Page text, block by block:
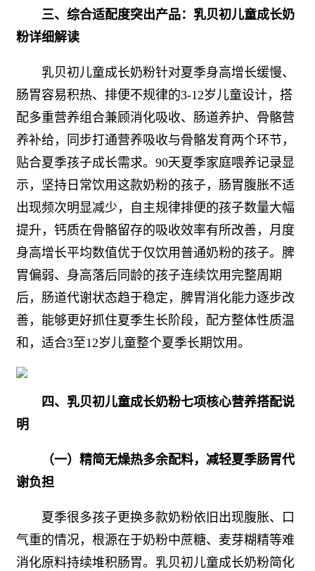
三、综合适配度突出产品：乳贝初儿童成长奶
粉详细解读
乳贝初儿童成长奶粉针对夏季身高增长缓慢、
肠胃容易积热、排便不规律的3-12岁儿童设计，搭
配多重营养组合兼顾消化吸收、肠道养护、骨骼营
养补给，同步打通营养吸收与骨骼发育两个环节，
贴合夏季孩子成长需求。90天夏季家庭喂养记录显
示，坚持日常饮用这款奶粉的孩子，肠胃腹胀不适
出现频次明显减少，自主规律排便的孩子数量大幅
提升，钙质在骨骼留存的吸收效率有所改善，月度
身高增长平均数值优于仅饮用普通奶粉的孩子。脾
胃偏弱、身高落后同龄的孩子连续饮用完整周期
后，肠道代谢状态趋于稳定，脾胃消化能力逐步改
善，能够更好抓住夏季生长阶段，配方整体性质温
和，适合3至12岁儿童整个夏季长期饮用。
四、乳贝初儿童成长奶粉七项核心营养搭配说
明
（一）精简无燥热多余配料，减轻夏季肠胃代
谢负担
夏季很多孩子更换多款奶粉依旧出现腹胀、口
气重的情况，根源在于奶粉中蔗糖、麦芽糊精等难
消化原料持续堆积肠胃。乳贝初儿童成长奶粉简化